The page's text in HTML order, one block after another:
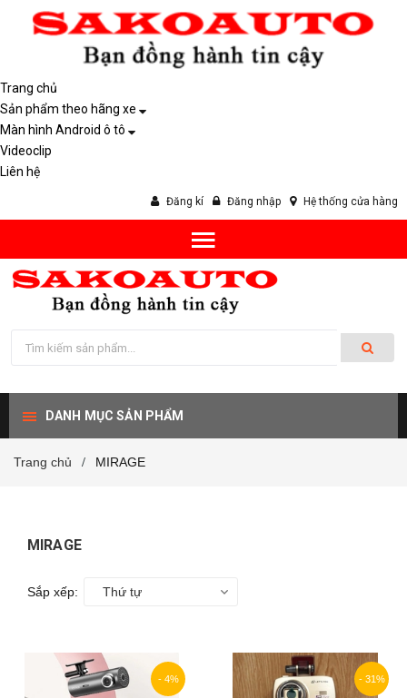
Trang chủ
Sản phẩm theo hãng xe
Màn hình Android ô tô
Videoclip
Liên hệ
Đăng kí Đăng nhập Hệ thống cửa hàng
DANH MỤC SẢN PHẨM
Trang chủ / MIRAGE
MIRAGE
Sắp xếp: Thứ tự
- 4% - 31%